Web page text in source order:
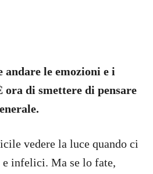
andare le emozioni e i
ora di smettere di pensare
vedere la luce quando ci
infelici. Ma se lo fate,